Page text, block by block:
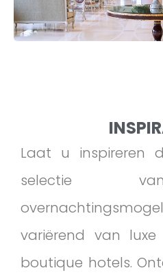
Laat u inspireren
selectie
variërend van
boutique hotels.